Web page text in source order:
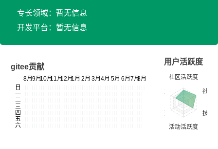
专长领域：暂无信息
开发平台：暂无信息
gitee贡献
用户活跃度